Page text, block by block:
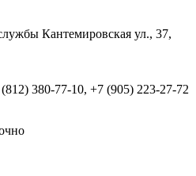
Кантемировская ул., 37,
380-77-10, +7 (905) 223-27-72